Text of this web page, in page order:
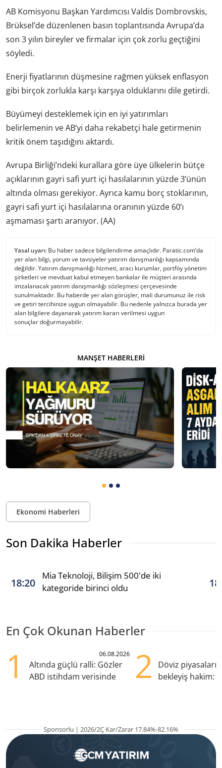
AB Komisyonu Başkan Yardımcısı Valdis Dombrovskis,
Brüksel’de düzenlenen basın toplantısında Avrupa’da
son 3 yılın bireyler ve firmalar için çok zorlu geçtiğini
söyledi.
Enerji fiyatlarının düşmesine rağmen yüksek enflasyon
gibi birçok zorlukla karşı karşıya olduklarını dile getirdi.
Büyümeyi desteklemek için en iyi yatırımları
belirlemenin ve AB’yi daha rekabetçi hale getirmenin
kritik önem taşıdığını aktardı.
Avrupa Birliği’ndeki kurallara göre üye ülkelerin bütçe
açıklarının gayri safi yurt içi hasılalarının yüzde 3’ünün
altında olması gerekiyor. Ayrıca kamu borç stoklarının,
gayri safi yurt içi hasılalarına oranının yüzde 60’ı
aşmaması şartı aranıyor. (AA)
Yasal uyarı: Bu haber sadece bilgilendirme amaçlıdır. Paratic.com’da
yer alan bilgi, yorum ve tavsiyeler yatırım danışmanlığı kapsamında
değildir. Yatırım danışmanlığı hizmeti, aracı kurumlar, portföy yönetim
şirketleri ve mevduat kabul etmeyen bankalar ile müşteri arasında
imzalanacak yatırım danışmanlığı sözleşmesi çerçevesinde
sunulmaktadır. Bu haberde yer alan görüşler, mali durumunuz ile risk
ve getiri tercihinize uygun olmayabilir. Bu nedenle yalnızca burada yer
alan bilgilere dayanarak yatırım kararı verilmesi uygun
sonuçlar doğurmayabilir.
MANŞET HABERLERI
Ekonomi Haberleri
Son Dakika Haberler
18:20
Mia Teknoloji, Bilişim 500'de iki
kategoride birinci oldu
En Çok Okunan Haberler
1 06.08.2026
Altında güçlü ralli: Gözler
ABD istihdam verisinde
2
Döviz
bekleyiş hakim:
Sponsorlu | 2026/2Ç Kar/Zarar 17.84%-82.16%